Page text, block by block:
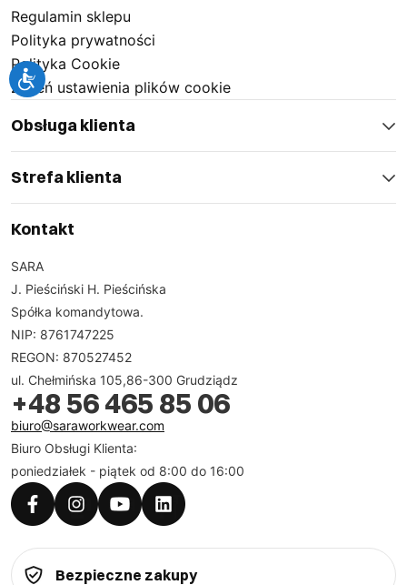
Regulamin sklepu
Polityka prywatności
Polityka Cookie
Zmień ustawienia plików cookie
Obsługa klienta
Strefa klienta
Kontakt
SARA
J. Pieściński H. Pieścińska
Spółka komandytowa.
NIP: 8761747225
REGON: 870527452
ul. Chełmińska 105,86-300 Grudziądz
+48 56 465 85 06
biuro@saraworkwear.com
Biuro Obsługi Klienta:
poniedziałek - piątek od 8:00 do 16:00
Bezpieczne zakupy